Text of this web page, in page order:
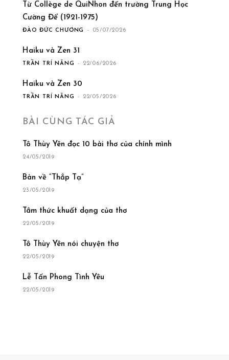
Từ Collège de QuiNhon đến trường Trung Học
Cường Để (1921-1975)
ĐÀO ĐỨC CHƯƠNG - 05/07/2026
Haiku và Zen 31
TRẦN TRÍ NĂNG - 22/06/2026
Haiku và Zen 30
TRẦN TRÍ NĂNG - 22/05/2026
BÀI CÙNG TÁC GIẢ
Tô Thùy Yên đọc 10 bài thơ của chính mình
24/05/2019
Bàn về “Thắp Tạ”
23/05/2019
Tâm thức khuất dạng của thơ
22/05/2019
Tô Thùy Yên nói chuyện thơ
22/05/2019
Lễ Tấn Phong Tình Yêu
22/05/2019